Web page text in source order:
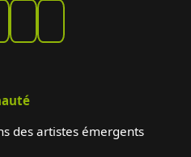
des artistes émergents